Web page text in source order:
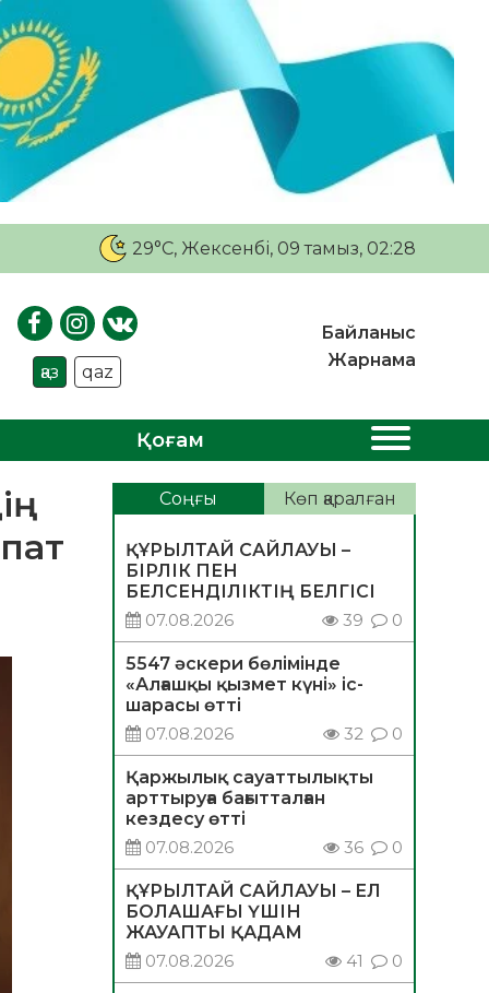
29°C, Жексенбі, 09 тамыз, 02:28
қаз qaz
Байланыс
Жарнама
Қоғам
Соңғы Көп қаралған
ҚҰРЫЛТАЙ САЙЛАУЫ –
БІРЛІК ПЕН
БЕЛСЕНДІЛІКТІҢ БЕЛГІСІ
07.08.2026
39 0
5547 әскери бөлімінде
«Алғашқы қызмет күні» іс-
шарасы өтті
07.08.2026
32 0
Қаржылық сауаттылықты
арттыруға бағытталған
кездесу өтті
07.08.2026
36 0
ҚҰРЫЛТАЙ САЙЛАУЫ – ЕЛ
БОЛАШАҒЫ ҮШІН
ЖАУАПТЫ ҚАДАМ
07.08.2026
41 0